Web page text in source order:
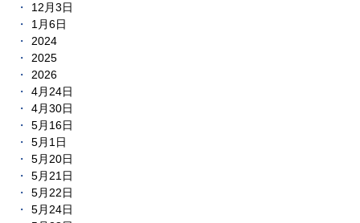
12月3日
1月6日
2024
2025
2026
4月24日
4月30日
5月16日
5月1日
5月20日
5月21日
5月22日
5月24日